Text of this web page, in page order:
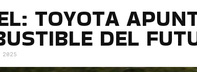
TOYOTA
DEL